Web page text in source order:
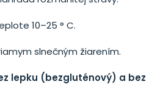
10–25 ° C.
slnečným žiarením.
lepku (bezgluténový) a bez